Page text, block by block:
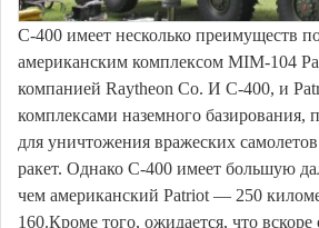
С-400 имеет несколько преимуществ
американским комплексом MIM-104
компанией Raytheon Co. И С-400, и
комплексами наземного базирования,
для уничтожения вражеских
ракет. Однако С-400 имеет большую
чем американский Patriot — 250
160.Кроме того, ожидается, что